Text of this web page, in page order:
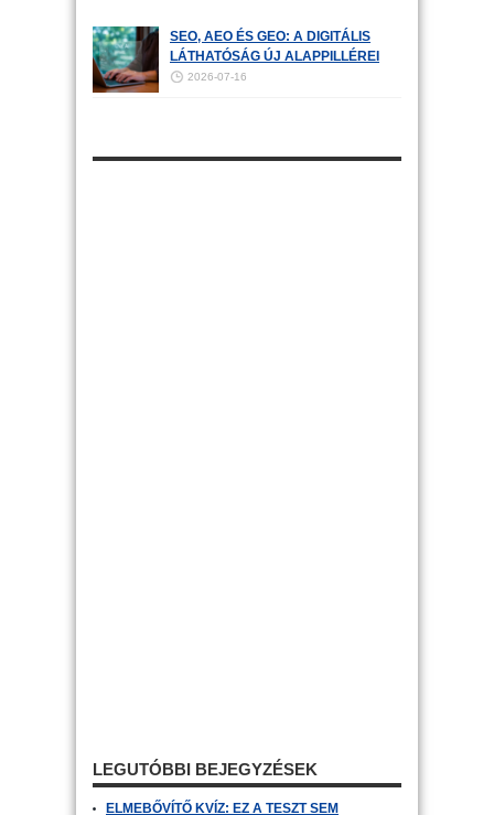
SEO, AEO ÉS GEO: A DIGITÁLIS
LÁTHATÓSÁG ÚJ ALAPPILLÉREI
2026-07-16
LEGUTÓBBI BEJEGYZÉSEK
ELMEBŐVÍTŐ KVÍZ: EZ A TESZT SEM